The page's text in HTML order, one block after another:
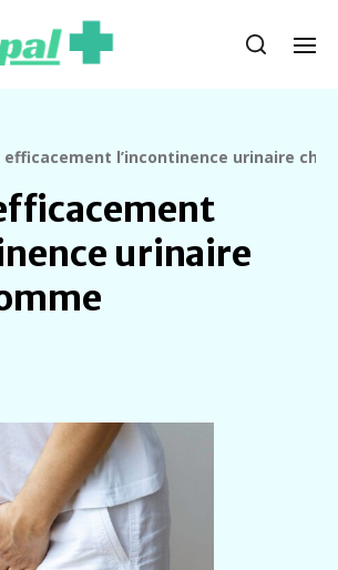
l’incontinence urinaire chez
urinaire